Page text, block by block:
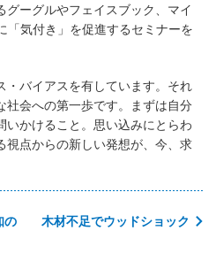
グーグルやフェイスブック、マイ
「気付き」を促進するセミナーを
・バイアスを有しています。それ
社会への第一歩です。まずは自分
いかけること。思い込みにとらわ
視点からの新しい発想が、今、求
木材不足でウッドショック
の